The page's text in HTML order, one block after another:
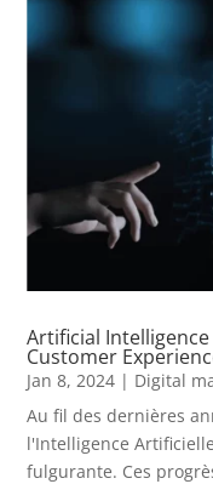
Artificial
Customer
Jan 8, 2024 | Digital
Au fil des dernières
l'Intelligence
fulgurante. Ces